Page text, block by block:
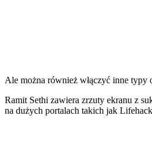
Ale można również włączyć inne typy
Ramit Sethi zawiera zrzuty ekranu z
na dużych portalach takich jak